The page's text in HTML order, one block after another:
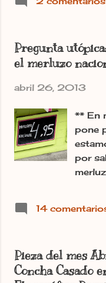
1926,
del
s/
1926
Pregunta
el merluzo
abril 26, 2013
** En
pone
por
fijaré
la
país.
14
Pieza del mes
Concha Casado